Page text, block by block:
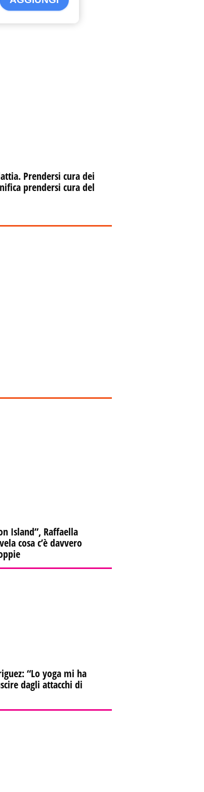
Prendersi cura dei
prendersi cura del
Island”, Raffaella
cosa c’è davvero
“Lo yoga mi ha
dagli attacchi di